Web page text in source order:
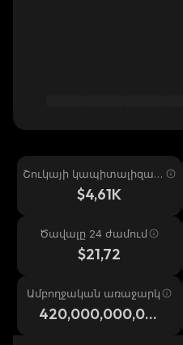
Շուկայի կապիտալիզաց
$4,61K
Ծավալը 24 ժամում
$21,72
Ամբողջական առաջարկ
420,000,000,00